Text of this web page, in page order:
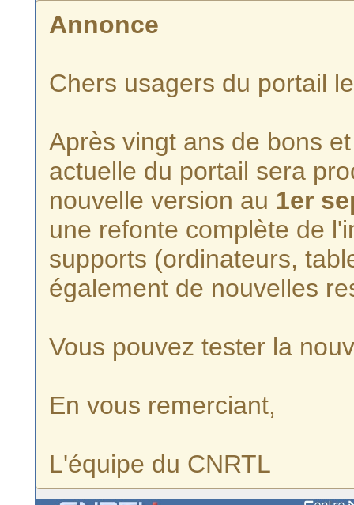
Annonce
Chers usagers du portail
Après vingt ans de bons
actuelle du portail sera
nouvelle version au 1er
une refonte complète de
supports (ordinateurs,
également de nouvelles
Vous pouvez tester la
En vous remerciant,
L'équipe du CNRTL